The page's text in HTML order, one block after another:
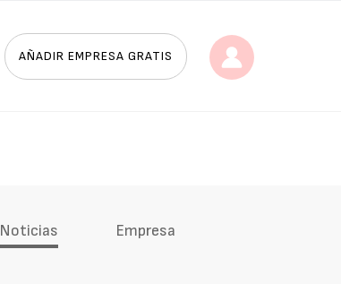
AÑADIR EMPRESA GRATIS
Noticias Empresa